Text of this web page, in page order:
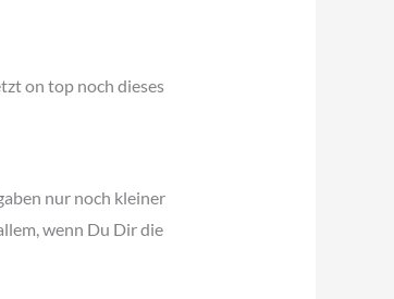
on top noch dieses
nur noch kleiner
wenn Du Dir die